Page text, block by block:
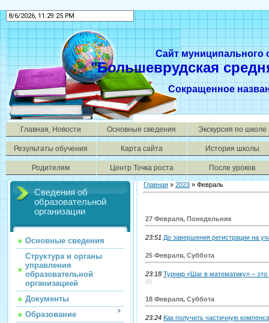
Сайт муниципального
"Большеврудская
Сокращенное
Главная, Новости Основные сведения Экскурсия по школе
Результаты обучения Карта сайта История школы
Родителям Центр Точка роста После уроков
Сведения об
образовательной
организации
Основные сведения
Структура и органы
управления
образовательной
организацией
Документы
Образование
Главная » 2023 » Февраль
27 Февраля, Понедельник
23:51 До завершения регистрации на
25 Февраля, Суббота
23:18 Турнир «Шаг в математику» –
(0)
18 Февраля, Суббота
23:24 Как получить частичную